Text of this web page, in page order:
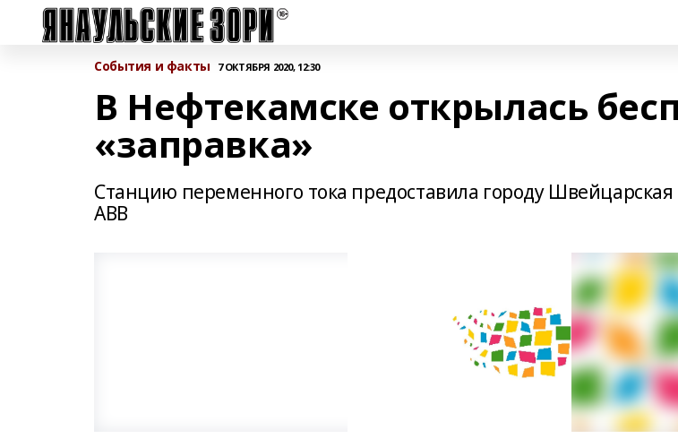
События и факты 7 ОКТЯБРЯ 2020, 12:30
В Нефтекамске открылась
«заправка»
Станцию переменного тока предоставила городу
АВВ